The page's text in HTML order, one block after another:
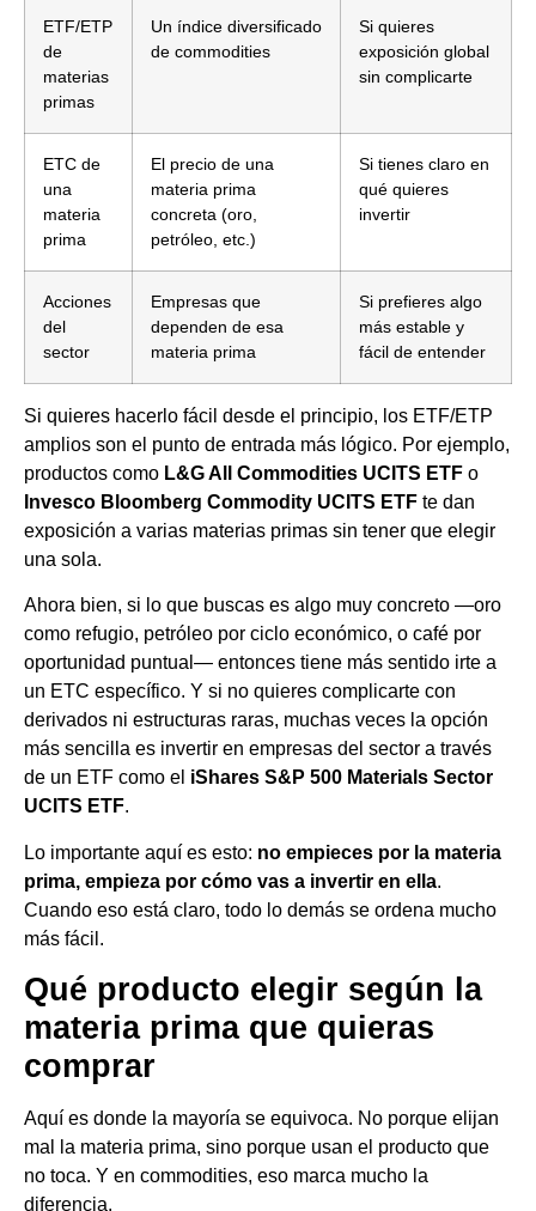
ETF/ETP
de
materias
primas
Un índice diversificado
de commodities
Si quieres
exposición global
sin complicarte
ETC de
una
materia
prima
El precio de una
materia prima
concreta (oro,
petróleo, etc.)
Si tienes claro en
qué quieres
invertir
Acciones
del
sector
Empresas que
dependen de esa
materia prima
Si prefieres algo
más estable y
fácil de entender
Si quieres hacerlo fácil desde el principio, los ETF/ETP
amplios son el punto de entrada más lógico. Por ejemplo,
productos como L&G All Commodities UCITS ETF o
Invesco Bloomberg Commodity UCITS ETF te dan
exposición a varias materias primas sin tener que elegir
una sola.
Ahora bien, si lo que buscas es algo muy concreto —oro
como refugio, petróleo por ciclo económico, o café por
oportunidad puntual— entonces tiene más sentido irte a
un ETC específico. Y si no quieres complicarte con
derivados ni estructuras raras, muchas veces la opción
más sencilla es invertir en empresas del sector a través
de un ETF como el iShares S&P 500 Materials Sector
UCITS ETF.
Lo importante aquí es esto: no empieces por la materia
prima, empieza por cómo vas a invertir en ella.
Cuando eso está claro, todo lo demás se ordena mucho
más fácil.
Qué producto elegir según la
materia prima que quieras
comprar
Aquí es donde la mayoría se equivoca. No porque elijan
mal la materia prima, sino porque usan el producto que
no toca. Y en commodities, eso marca mucho la
diferencia.